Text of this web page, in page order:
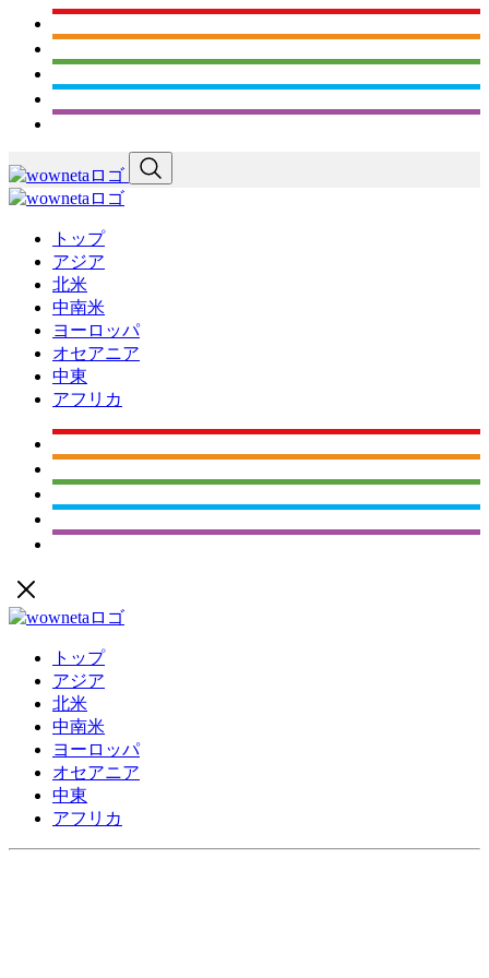
トップ
アジア
北米
中南米
ヨーロッパ
オセアニア
中東
アフリカ
トップ
アジア
北米
中南米
ヨーロッパ
オセアニア
中東
アフリカ